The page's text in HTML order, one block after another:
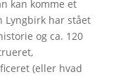
kan komme et
Lyngbirk har stået
og ca. 120
(eller hvad